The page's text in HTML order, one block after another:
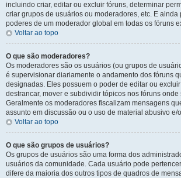
incluindo criar, editar ou excluir fóruns, determinar
criar grupos de usuários ou moderadores, etc. E ainda
poderes de um moderador global em todas os fóruns
Voltar ao topo
O que são moderadores?
Os moderadores são os usuários (ou grupos de
é supervisionar diariamente o andamento dos fóruns
designadas. Eles possuem o poder de editar ou
destrancar, mover e subdividir tópicos nos fóruns
Geralmente os moderadores fiscalizam mensagens
assunto em discussão ou o uso de material abusivo e/
Voltar ao topo
O que são grupos de usuários?
Os grupos de usuários são uma forma dos
usuários da comunidade. Cada usuário pode
difere da maioria dos outros tipos de quadros de